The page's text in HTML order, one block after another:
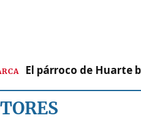
El párroco de Huarte